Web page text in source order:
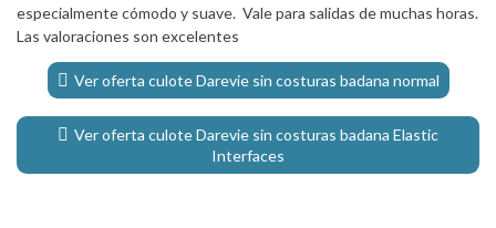
especialmente cómodo y suave. Vale para salidas de muchas horas.
Las valoraciones son excelentes
Ver oferta culote Darevie sin costuras badana normal
Ver oferta culote Darevie sin costuras badana Elastic
Interfaces